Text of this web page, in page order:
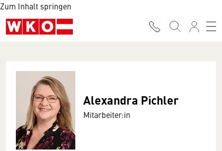
Zum Inhalt springen
Alexandra Pichler
Mitarbeiter:in